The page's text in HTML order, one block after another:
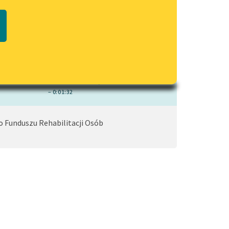
PDF
wrażliwych
Deklaracja dostępności
– 0:01:32
Rehabilitacji Osób